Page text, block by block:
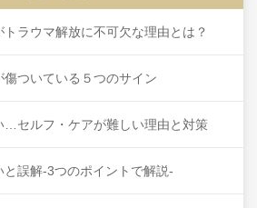
ラウマ解放に不可欠な理由とは？
ついている５つのサイン
…セルフ・ケアが難しい理由と対策
誤解-3つのポイントで解説-